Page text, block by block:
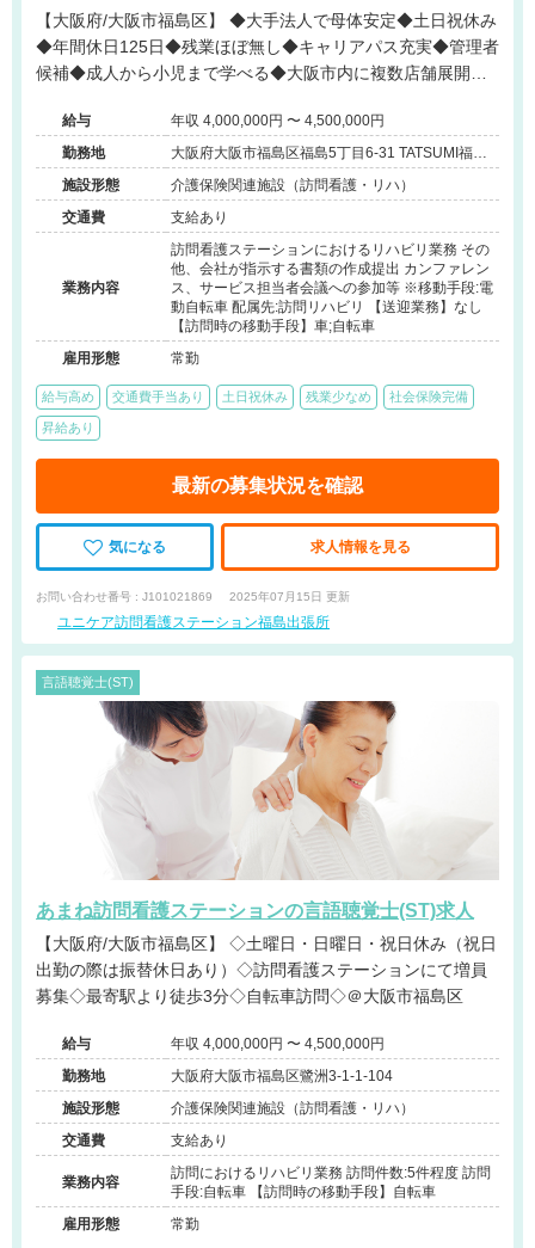
【大阪府/大阪市福島区】 ◆大手法人で母体安定◆土日祝休み
◆年間休日125日◆残業ほぼ無し◆キャリアパス充実◆管理者
候補◆成人から小児まで学べる◆大阪市内に複数店舗展開中
育休産休実績もあり◆子育て世代スタッフの復帰率も高い@
大阪市
給与
年収 4,000,000円 〜 4,500,000円
勤務地
大阪府大阪市福島区福島5丁目6-31 TATSUMI福島
ビル504
施設形態
介護保険関連施設（訪問看護・リハ）
交通費
支給あり
業務内容
訪問看護ステーションにおけるリハビリ業務 その
他、会社が指示する書類の作成提出 カンファレン
ス、サービス担当者会議への参加等 ※移動手段:電
動自転車 配属先:訪問リハビリ 【送迎業務】なし
【訪問時の移動手段】車;自転車
雇用形態
常勤
給与高め 交通費手当あり 土日祝休み 残業少なめ 社会保険完備
昇給あり
最新の募集状況を確認
気になる 求人情報を見る
お問い合わせ番号 : J101021869 2025年07月15日 更新
ユニケア訪問看護ステーション福島出張所
言語聴覚士(ST)
あまね訪問看護ステーションの言語聴覚士(ST)求人
【大阪府/大阪市福島区】 ◇土曜日・日曜日・祝日休み（祝日
出勤の際は振替休日あり）◇訪問看護ステーションにて増員
募集◇最寄駅より徒歩3分◇自転車訪問◇＠大阪市福島区
給与
年収 4,000,000円 〜 4,500,000円
勤務地
大阪府大阪市福島区鷺洲3-1-1-104
施設形態
介護保険関連施設（訪問看護・リハ）
交通費
支給あり
業務内容
訪問におけるリハビリ業務 訪問件数:5件程度 訪問
手段:自転車 【訪問時の移動手段】自転車
雇用形態
常勤